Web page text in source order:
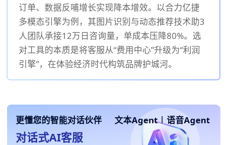
订单、数据反哺增长实现降本增效。以合力亿捷
多模态引擎为例，其图片识别与动态推荐技术助3
人团队承接12万日咨询量，单成本压降80%。选
对工具的本质是将客服从“费用中心”升级为“利润
引擎”，在体验经济时代构筑品牌护城河。
更懂您的智能对话伙伴 文本Agent | 语音Agent
对话式AI客服